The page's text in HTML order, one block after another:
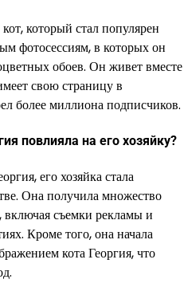
который стал популярен
фотосессиям, в которых он
обоев. Он живет вместе
свою страницу в
более миллиона подписчиков.
повлияла на его хозяйку?
его хозяйка стала
Она получила множество
включая съемки рекламы и
Кроме того, она начала
кота Георгия, что